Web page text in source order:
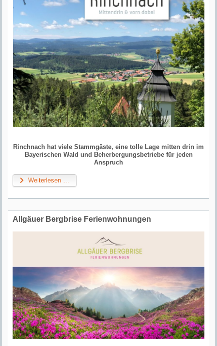
Rinchnach hat viele Stammgäste, eine tolle Lage mitten drin im
Bayerischen Wald und Beherbergungsbetriebe für jeden
Anspruch
Weiterlesen …
Allgäuer Bergbrise Ferienwohnungen